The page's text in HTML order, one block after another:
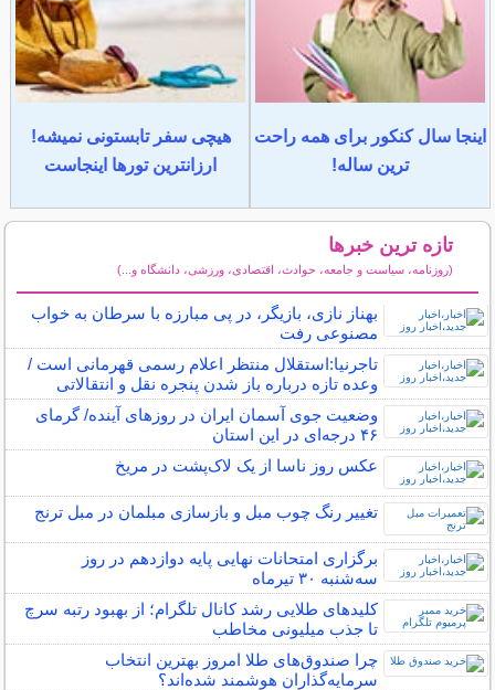
اینجا سال کنکور برای همه راحت
ترین ساله!
هیچی سفر تابستونی نمیشه!
ارزانترین تورها اینجاست
تازه ترین خبرها
(روزنامه، سیاست و جامعه، حوادث، اقتصادی، ورزشی، دانشگاه و...)
بهناز نازی، بازیگر، در پی مبارزه با سرطان به خواب
مصنوعی رفت
تاجرنیا:استقلال منتظر اعلام رسمی قهرمانی است /
وعده تازه درباره باز شدن پنجره نقل و انتقالاتی
وضعیت جوی آسمان ایران در روزهای آینده/ گرمای
۴۶ درجه‌ای در این استان
عکس روز ناسا از یک لاک‌پشت در مریخ
تغییر رنگ چوب مبل و بازسازی مبلمان در مبل ترنج
برگزاری امتحانات نهایی پایه دوازدهم در روز
سه‌شنبه ۳۰ تیرماه
کلیدهای طلایی رشد کانال تلگرام؛ از بهبود رتبه سرچ
تا جذب میلیونی مخاطب
چرا صندوق‌های طلا امروز بهترین انتخاب
سرمایه‌گذاران هوشمند شده‌اند؟